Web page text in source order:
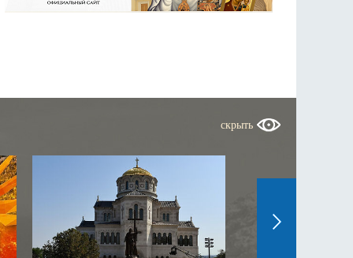
скрыть